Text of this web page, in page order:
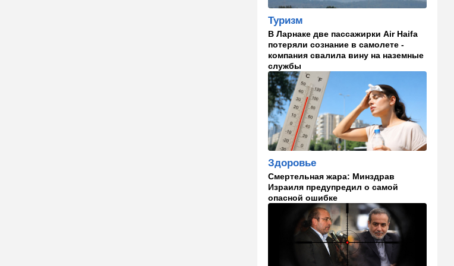
Что изменилось в аэропорту
Бен-Гурион после войны:
безопасность и советы
пассажирам
13:58 Здоровье
Какие продукты помогают
легче переносить стресс:
что выяснили ученые
13:47 Ближний Восток
Турция все ближе подходит
отношениях с Израилем:
провокационное заявление
13:45 В мире
Помидоры научились
предупреждать соседей об
опасном вирусе
Туризм
В Ларнаке две пассажирки Air Haifa
потеряли сознание в самолете -
компания свалила вину на наземные
службы
Здоровье
Смертельная жара: Минздрав
Израиля предупредил о самой
опасной ошибке